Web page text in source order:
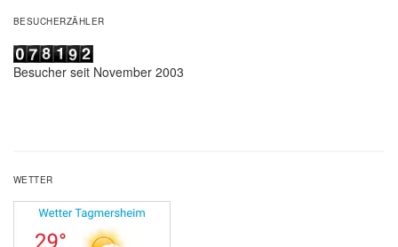
BESUCHERZÄHLER
Besucher seit November 2003
WETTER